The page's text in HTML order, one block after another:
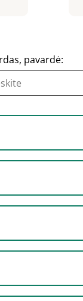
pavardė: